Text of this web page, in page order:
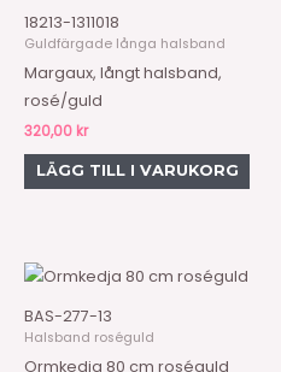
18213-1311018
Guldfärgade långa halsband
Margaux, långt halsband,
rosé/guld
320,00 kr
LÄGG TILL I VARUKORG
BAS-277-13
Halsband roséguld
Ormkedja 80 cm roséguld